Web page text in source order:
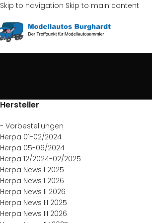
Skip to navigation Skip to main content
Hersteller
- Vorbestellungen
Herpa 01-02/2024
Herpa 05-06/2024
Herpa 12/2024-02/2025
Herpa News I 2025
Herpa News I 2026
Herpa News II 2026
Herpa News III 2025
Herpa News III 2026